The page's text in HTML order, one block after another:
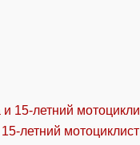
летний мотоциклист